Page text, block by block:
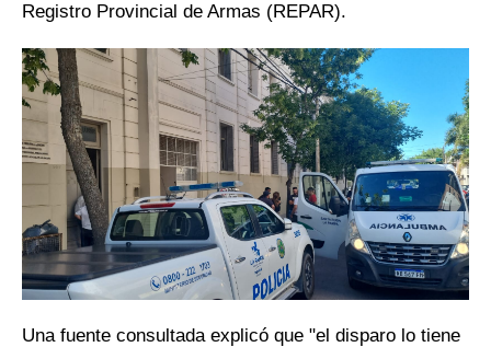
Registro Provincial de Armas (REPAR).
Una fuente consultada explicó que "el disparo lo tiene